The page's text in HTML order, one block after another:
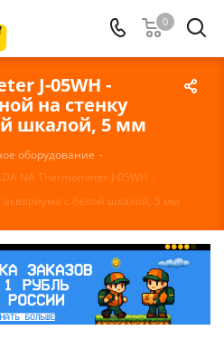
0
J-05WH -
на стенку
шкалой, 5 мм
оборудование -
NA Thermometer J-05WH -
с белой шкалой, 5 мм